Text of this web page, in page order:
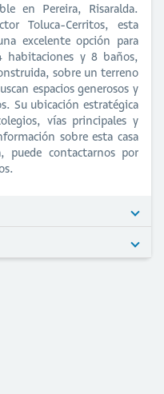
en Pereira, Risaralda.
Toluca-Cerritos, esta
excelente opción para
habitaciones y 8 baños,
sobre un terreno
espacios generosos y
Su ubicación estratégica
vías principales y
sobre esta casa
puede contactarnos por